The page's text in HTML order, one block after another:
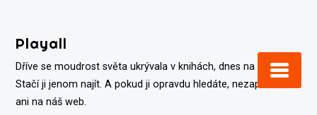
contentPlayall
Dříve se moudrost světa ukrývala v knihách, dnes na internetu.
Stačí ji jenom najít. A pokud ji opravdu hledáte, nezapomeňte
ani na náš web.